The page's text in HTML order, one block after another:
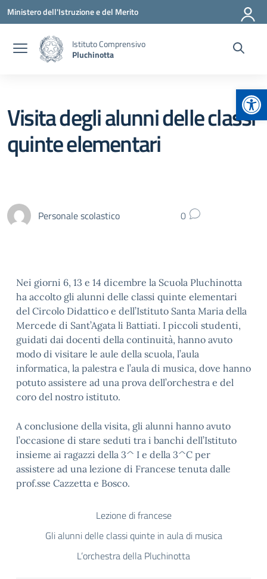
Vai ai contenuti
Vai al menu di navigazione
Vai al footer
Ministero dell'Istruzione e del Merito
Istituto Comprensivo
Pluchinotta
Visita degli alunni delle classi
quinte elementari
Personale scolastico 0
Nei giorni 6, 13 e 14 dicembre la Scuola Pluchinotta
ha accolto gli alunni delle classi quinte elementari
del Circolo Didattico e dell’Istituto Santa Maria della
Mercede di Sant’Agata li Battiati. I piccoli studenti,
guidati dai docenti della continuità, hanno avuto
modo di visitare le aule della scuola, l’aula
informatica, la palestra e l’aula di musica, dove hanno
potuto assistere ad una prova dell’orchestra e del
coro del nostro istituto.
A conclusione della visita, gli alunni hanno avuto
l’occasione di stare seduti tra i banchi dell’Istituto
insieme ai ragazzi della 3^ I e della 3^C per
assistere ad una lezione di Francese tenuta dalle
prof.sse Cazzetta e Bosco.
Lezione di francese
Gli alunni delle classi quinte in aula di musica
L’orchestra della Pluchinotta